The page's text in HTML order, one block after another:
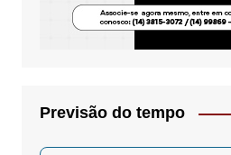
Previsão do tempo